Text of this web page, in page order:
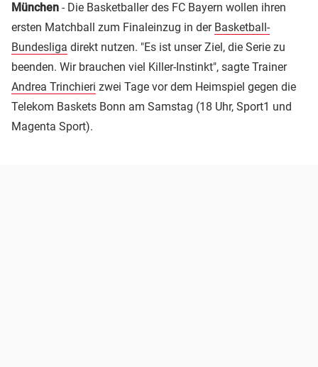
München - Die Basketballer des FC Bayern wollen ihren
ersten Matchball zum Finaleinzug in der Basketball-
Bundesliga direkt nutzen. "Es ist unser Ziel, die Serie zu
beenden. Wir brauchen viel Killer-Instinkt", sagte Trainer
Andrea Trinchieri zwei Tage vor dem Heimspiel gegen die
Telekom Baskets Bonn am Samstag (18 Uhr, Sport1 und
Magenta Sport).